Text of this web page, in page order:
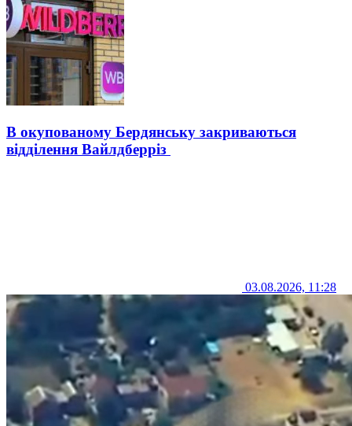
В окупованому Бердянську закриваються
відділення Вайлдберріз
03.08.2026, 11:28